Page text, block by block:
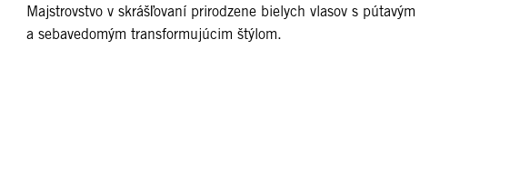
Majstrovstvo v skrášľovaní prirodzene bielych vlasov s pútavým
a sebavedomým transformujúcim štýlom.